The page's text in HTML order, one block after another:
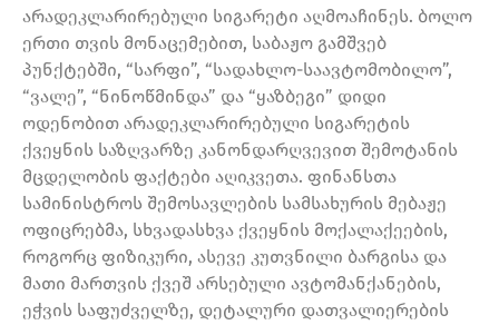
არადეკლარირებული სიგარეტი აღმოაჩინეს. ბოლო
ერთი თვის მონაცემებით, საბაჟო გამშვებ
პუნქტებში, “სარფი”, “სადახლო-საავტომობილო”,
“ვალე”, “ნინოწმინდა” და “ყაზბეგი” დიდი
ოდენობით არადეკლარირებული სიგარეტის
ქვეყნის საზღვარზე კანონდარღვევით შემოტანის
მცდელობის ფაქტები აღიკვეთა. ფინანსთა
სამინისტროს შემოსავლების სამსახურის მებაჟე
ოფიცრებმა, სხვადასხვა ქვეყნის მოქალაქეების,
როგორც ფიზიკური, ასევე კუთვნილი ბარგისა და
მათი მართვის ქვეშ არსებული ავტომანქანების,
ეჭვის საფუძველზე, დეტალური დათვალიერების